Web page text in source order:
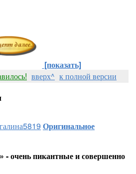
[показать]
вверх^ к полной версии
галина5819 Оригинальное
очень пикантные и совершенно